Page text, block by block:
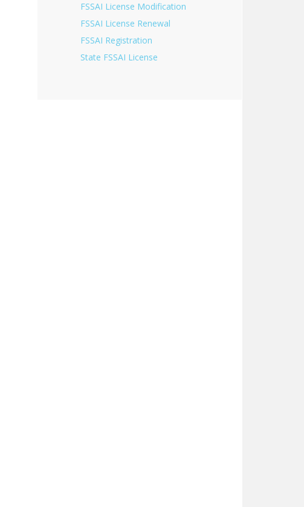
FSSAI License Modification
FSSAI License Renewal
FSSAI Registration
State FSSAI License